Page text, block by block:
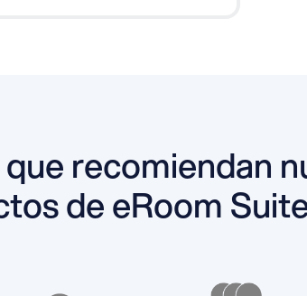
recomiendan
de eRoom